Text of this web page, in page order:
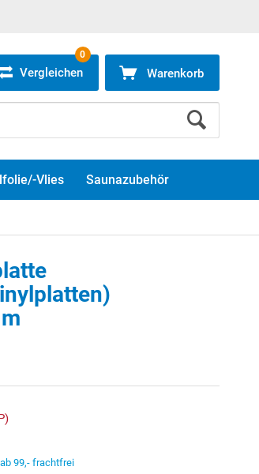
Vergleichen
0
Warenkorb
Vlies Saunazubehör
99,- frachtfrei